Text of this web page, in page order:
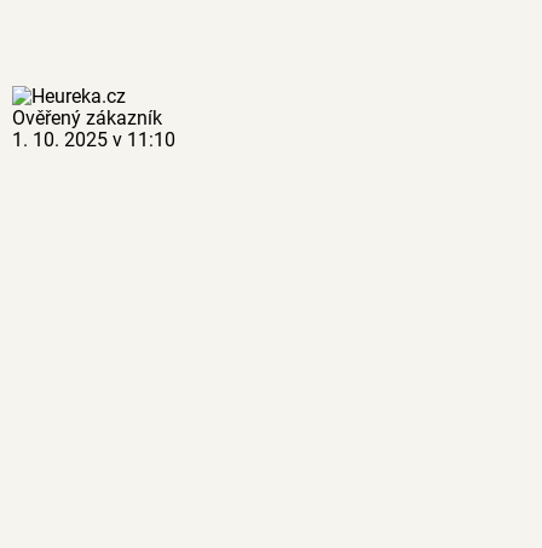
Ověřený zákazník
1. 10. 2025 v 11:10